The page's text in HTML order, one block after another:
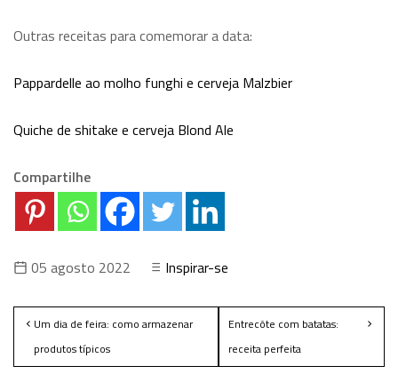
Outras receitas para comemorar a data:
Pappardelle ao molho funghi e cerveja Malzbier
Quiche de shitake e cerveja Blond Ale
Compartilhe
05 agosto 2022 Inspirar-se
Um dia de feira: como armazenar
produtos típicos
Entrecôte com batatas:
receita perfeita